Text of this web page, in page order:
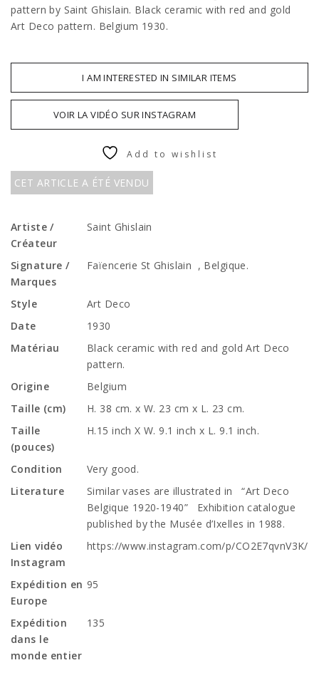
pattern by Saint Ghislain. Black ceramic with red and gold
Art Deco pattern. Belgium 1930.
I AM INTERESTED IN SIMILAR ITEMS
CET ARTICLE A ÉTÉ VENDU
VOIR LA VIDÉO SUR INSTAGRAM
Add to wishlist
Artiste /
Créateur
Saint Ghislain
Signature /
Marques
Faïencerie St Ghislain , Belgique.
Style
Art Deco
Date
1930
Matériau
Black ceramic with red and gold Art Deco
pattern.
Origine
Belgium
Taille (cm)
H. 38 cm. x W. 23 cm x L. 23 cm.
Taille
(pouces)
H.15 inch X W. 9.1 inch x L. 9.1 inch.
Condition
Very good.
Literature
Similar vases are illustrated in “Art Deco
Belgique 1920-1940” Exhibition catalogue
published by the Musée d’Ixelles in 1988.
Lien vidéo
Instagram
https://www.instagram.com/p/CO2E7qvnV3K/
Expédition en
Europe
95
Expédition
dans le
monde entier
135